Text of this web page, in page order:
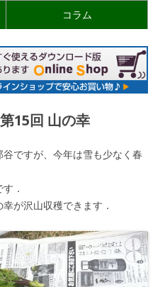
コラム
15回 山の幸
ですが、今年は雪も少なく春
．
が沢山収穫できます．